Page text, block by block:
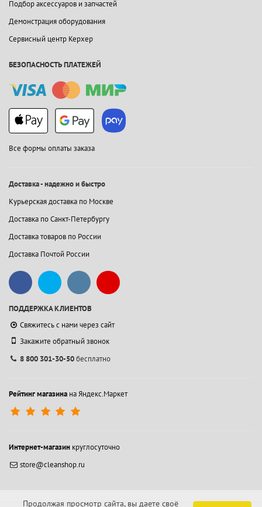
Подбор аксессуаров и запчастей
Демонстрация оборудования
Сервисный центр Керхер
БЕЗОПАСНОСТЬ ПЛАТЕЖЕЙ
Все формы оплаты заказа
Доставка - надежно и быстро
Курьерская доставка по Москве
Доставка по Санкт-Петербургу
Доставка товаров по России
Доставка Почтой России
ПОДДЕРЖКА КЛИЕНТОВ
Свяжитесь с нами через сайт
Закажите обратный звонок
8 800 301-30-50бесплатно
Рейтинг магазина на Яндекс.Маркет
Интернет-магазин круглосуточно
store@cleanshop.ru
Продолжая просмотр сайта, вы даете своё